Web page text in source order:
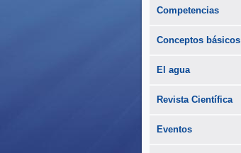
Competencias
Conceptos básicos
El agua
Revista Científica
Eventos